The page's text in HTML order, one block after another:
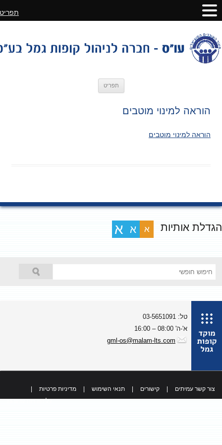
תפריט
הוראה למינוי מוטבים
הוראה למינוי מוטבים
אותיות א א א
טל: 03-5651091
א'-ה' 08:00 – 16:00
gml-os@malam-lts.com
צור קשר עמיתים קישורים תנאי השימוש מדיניות פרטיות
כל הזכויות שמורות
תפריט